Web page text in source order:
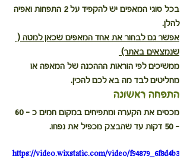
בכל סוגי המאפים יש להקפיד על 2 התפחות ואפיה
להלן.
אפשר גם לבחור את אחד המאפים שכאן למטה (
שנמצאים באתר)
ממשיכים לפי הוראות הההכנה של המאפה או
מחליטים לבד מה בא לכם להכין.
התפחה ראשונה
- 50 דקות עד שהבצק מכפיל את נפחו.
https://video.wixstatic.com/video/f94879_6f8d4b3